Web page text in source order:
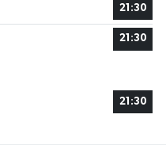
21:30
21:30
21:30